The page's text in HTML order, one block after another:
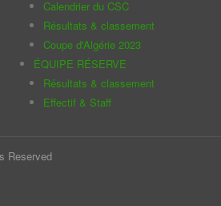
Calendrier du CSC
Résultats & classement
Coupe d'Algérie 2023
ÉQUIPE RÉSERVE
Résultats & classement
Effectif & Staff
Reserved